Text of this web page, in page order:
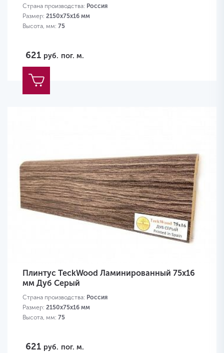
Страна производства: Россия
Размер: 2150х75х16 мм
Высота, мм: 75
621 руб. пог. м.
Плинтус TeckWood Ламинированный 75х16
мм Дуб Серый
Страна производства: Россия
Размер: 2150х75х16 мм
Высота, мм: 75
621 руб. пог. м.